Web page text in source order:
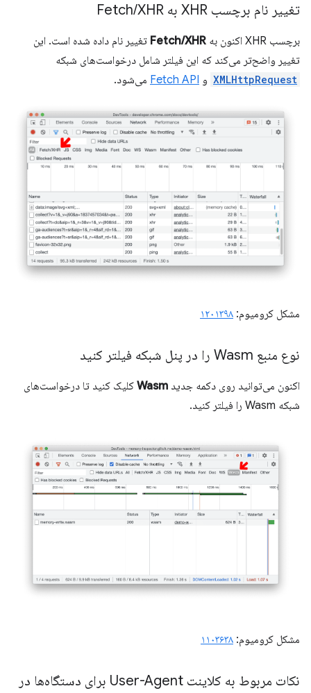
تغییر نام برچسب XHR به Fetch /XHR
برچسب XHR اکنون به Fetch/XHR تغییر نام داده شده است. این
تغییر واضح‌تر می‌کند که این فیلتر شامل درخواست‌های شبکه
XMLHttpRequest و Fetch API می‌شود.
مشکل کرومیوم: ۱۲۰۱۳۹۸
نوع منبع Wasm را در پنل شبکه فیلتر کنید
اکنون می‌توانید روی دکمه جدید Wasm کلیک کنید تا درخواست‌های
شبکه Wasm را فیلتر کنید.
مشکل کرومیوم: ۱۱۰۳۶۳۸
نکات مربوط به کلاینت User-Agent برای دستگاه‌ها در